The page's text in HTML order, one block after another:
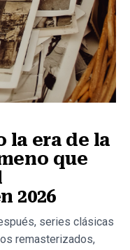
la era de la
que
2026
series clásicas
remasterizados,